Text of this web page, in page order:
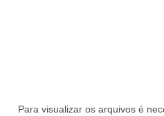
Para visualizar os arquivos é